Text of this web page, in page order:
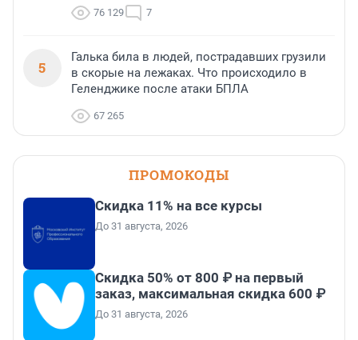
76 129 7
5
Галька била в людей, пострадавших грузили
в скорые на лежаках. Что происходило в
Геленджике после атаки БПЛА
67 265
ПРОМОКОДЫ
Скидка 11% на все курсы
До 31 августа, 2026
Скидка 50% от 800 ₽ на первый
заказ, максимальная скидка 600 ₽
До 31 августа, 2026